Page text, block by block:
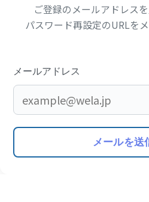
ご登録のメールアドレス
パスワード再設定のURLを
メールアドレス
メールを送